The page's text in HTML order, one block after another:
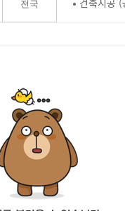
전국 • 건축시공